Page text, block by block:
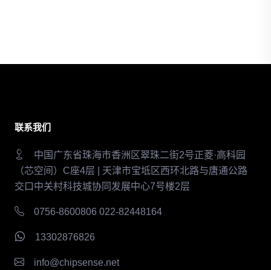
联系我们
中国广东省珠海市香洲区翠珠二街2号正菱·高科园
（芯空间）C座4层 | 天津市宝坻区西环北路与唐通公路
交口中关村科技城协同发展中心7号楼2层
0756-8600806 022-82448164
13302876826
info@chipsense.net